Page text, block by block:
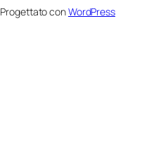
Progettato conWordPress